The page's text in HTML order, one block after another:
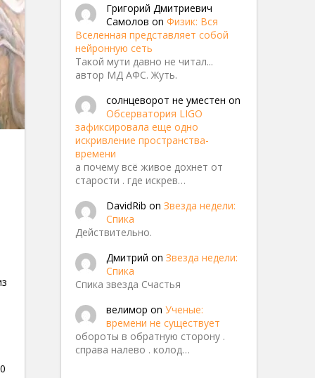
Григорий Дмитриевич
Самолов on Физик: Вся
Вселенная представляет собой
нейронную сеть
Такой мути давно не читал...
автор МД АФС. Жуть.
солнцеворот не уместен on
Обсерватория LIGO
зафиксировала еще одно
искривление пространства-
времени
а почему всё живое дохнет от
старости . где искрев…
DavidRib on Звезда недели:
Спика
Действительно.
Дмитрий on Звезда недели:
Спика
Спика звезда Счастья
велимор on Ученые:
времени не существует
обороты в обратную сторону .
справа налево . колод…